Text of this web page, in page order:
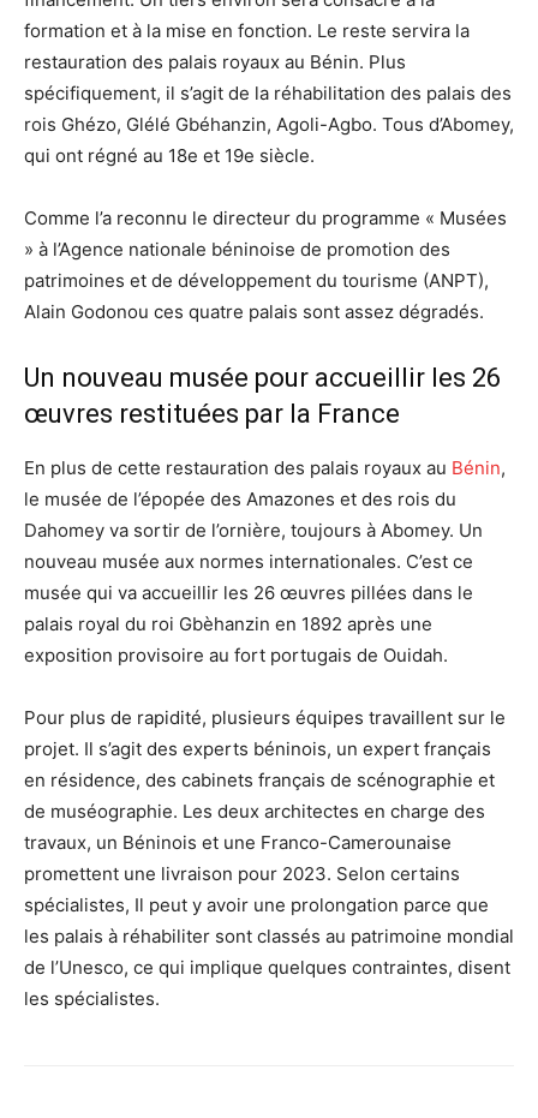
formation et à la mise en fonction. Le reste servira la
restauration des palais royaux au Bénin. Plus
spécifiquement, il s’agit de la réhabilitation des palais des
rois Ghézo, Glélé Gbéhanzin, Agoli-Agbo. Tous d’Abomey,
qui ont régné au 18e et 19e siècle.
Comme l’a reconnu le directeur du programme « Musées
» à l’Agence nationale béninoise de promotion des
patrimoines et de développement du tourisme (ANPT),
Alain Godonou ces quatre palais sont assez dégradés.
Un nouveau musée pour accueillir les 26
œuvres restituées par la France
En plus de cette restauration des palais royaux au Bénin,
le musée de l’épopée des Amazones et des rois du
Dahomey va sortir de l’ornière, toujours à Abomey. Un
nouveau musée aux normes internationales. C’est ce
musée qui va accueillir les 26 œuvres pillées dans le
palais royal du roi Gbèhanzin en 1892 après une
exposition provisoire au fort portugais de Ouidah.
Pour plus de rapidité, plusieurs équipes travaillent sur le
projet. Il s’agit des experts béninois, un expert français
en résidence, des cabinets français de scénographie et
de muséographie. Les deux architectes en charge des
travaux, un Béninois et une Franco-Camerounaise
promettent une livraison pour 2023. Selon certains
spécialistes, Il peut y avoir une prolongation parce que
les palais à réhabiliter sont classés au patrimoine mondial
de l’Unesco, ce qui implique quelques contraintes, disent
les spécialistes.